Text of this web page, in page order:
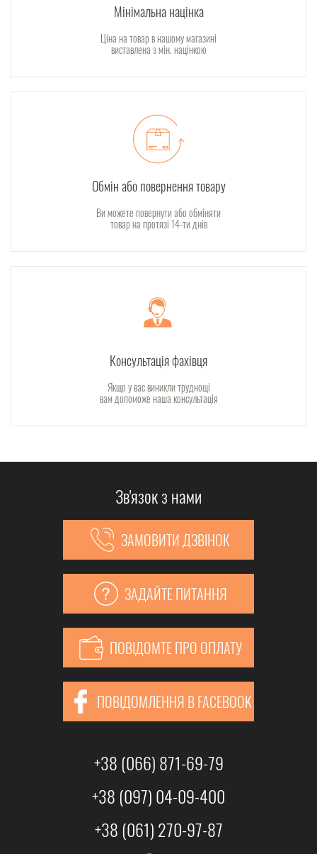
Мінімальна націнка
Ціна на товар в нашому магазині
виставлена з мін. націнкою
Обмін або повернення товару
Ви можете повернути або обміняти
товар на протязі 14-ти днів
Консультація фахівця
Якщо у вас виникли труднощі
вам допоможе наша консультація
Зв'язок з нами
ЗАМОВИТИ ДЗВІНОК
ЗАДАЙТЕ ПИТАННЯ
ПОВІДОМТЕ ПРО ОПЛАТУ
ПОВІДОМЛЕННЯ В FACEBOOK
+38 (066) 871-69-79
+38 (097) 04-09-400
+38 (061) 270-97-87